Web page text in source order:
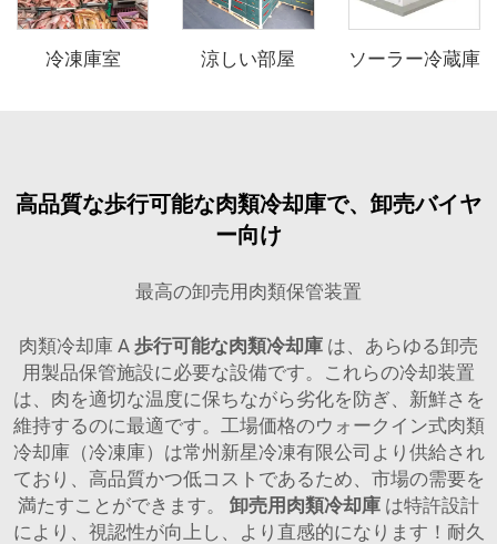
冷凍庫室 涼しい部屋 ソーラー冷蔵庫
高品質な歩行可能な肉類冷却庫で、卸売バイヤ
ー向け
最高の卸売用肉類保管装置
肉類冷却庫 A 歩行可能な肉類冷却庫 は、あらゆる卸売
用製品保管施設に必要な設備です。これらの冷却装置
は、肉を適切な温度に保ちながら劣化を防ぎ、新鮮さを
維持するのに最適です。工場価格のウォークイン式肉類
冷却庫（冷凍庫）は常州新星冷凍有限公司より供給され
ており、高品質かつ低コストであるため、市場の需要を
満たすことができます。 卸売用肉類冷却庫 は特許設計
により、視認性が向上し、より直感的になります！耐久